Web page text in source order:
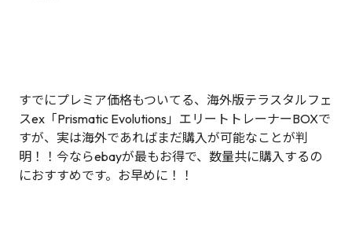
すでにプレミア価格もついてる、海外版テラスタルフェ
スex「Prismatic Evolutions」エリートトレーナーBOXで
すが、実は海外であればまだ購入が可能なことが判
明！！今ならebayが最もお得で、数量共に購入するの
におすすめです。お早めに！！